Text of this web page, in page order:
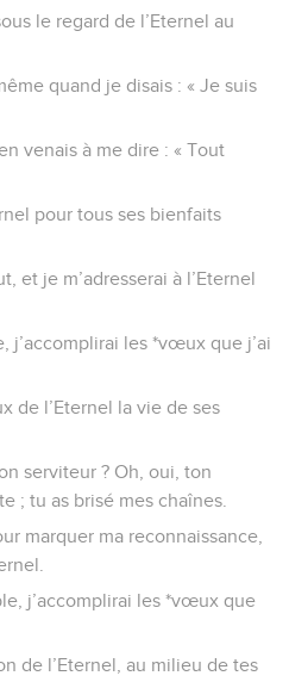
le regard de l’Eternel au
quand je disais : « Je suis
venais à me dire : « Tout
pour tous ses bienfaits
et je m’adresserai à l’Eternel
j’accomplirai les *vœux que j’ai
de l’Eternel la vie de ses
serviteur ? Oh, oui, ton
; tu as brisé mes chaînes.
marquer ma reconnaissance,
j’accomplirai les *vœux que
de l’Eternel, au milieu de tes